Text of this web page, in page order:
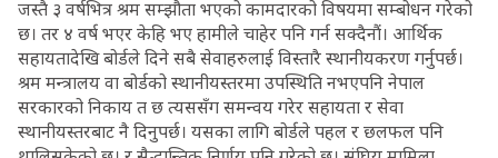
जस्तै ३ वर्षभित्र श्रम सम्झौता भएको कामदारको विषयमा सम्बोधन गरेको
छ। तर ४ वर्ष भएर केहि भए हामीले चाहेर पनि गर्न सक्दैनौं। आर्थिक
सहायतादेखि बोर्डले दिने सबै सेवाहरुलाई विस्तारै स्थानीयकरण गर्नुपर्छ।
श्रम मन्त्रालय वा बोर्डको स्थानीयस्तरमा उपस्थिति नभएपनि नेपाल
सरकारको निकाय त छ त्यससँग समन्वय गरेर सहायता र सेवा
स्थानीयस्तरबाट नै दिनुपर्छ। यसका लागि बोर्डले पहल र छलफल पनि